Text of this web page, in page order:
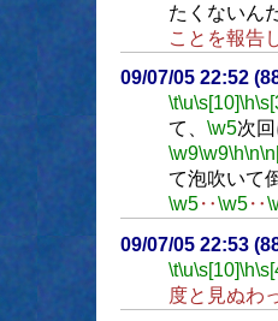
たくないん
ことを報告
09/07/05 22:52
\t\u\s[10]\h
て、 \w5次
\w9\w9\h\n
て泡吹いて
\w5‥\w5‥
09/07/05 22:53
\t\u\s[10]\h
度と見ぬわ